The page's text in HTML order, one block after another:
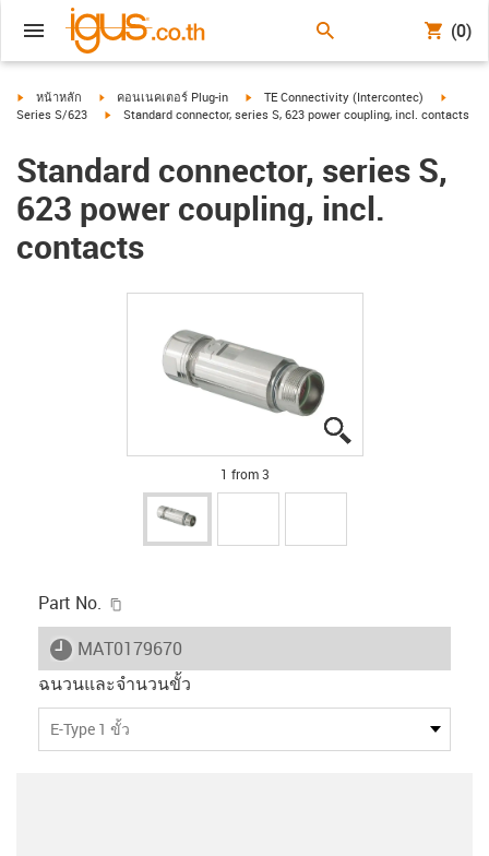
(0)
igus-icon-arrow-right
หน้าหลัก igus-icon-arrow-right
คอนเนคเตอร์ Plug-in igus-icon-arrow-right
TE Connectivity (Intercontec)
Series S/623
igus-icon-arrow-right
Standard connector, series S, 623 power coupling, incl. contacts
Standard connector, series S,
623 power coupling, incl.
contacts
1 from 3
Part No.
igus-icon-lieferzeit
MAT0179670
ฉนวนและจำนวนขั้ว
E-Type 1 ขั้ว